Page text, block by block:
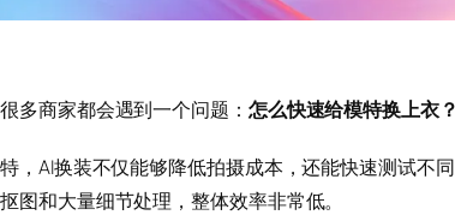
多商家都会遇到一个问题： 怎么快速给模特换上衣？
，AI换装不仅能够降低拍摄成本，还能快速测试不
图和大量细节处理，整体效率非常低。